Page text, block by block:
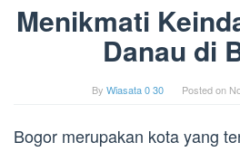
Menikmati
Danau di
By Wiasata 0 30 Posted on
Bogor merupakan kota yang